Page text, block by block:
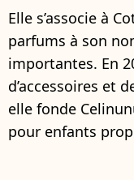
Elle s’associe à
parfums à son
importantes. En
d’accessoires et
elle fonde
pour enfants